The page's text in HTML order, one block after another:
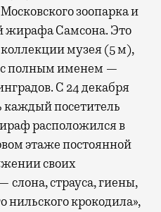
зоопарка и
жирафа Самсона. Это
музея (5 м),
с полным именем —
С 24 декабря
каждый посетитель
расположился в
этаже постоянной
своих
слона, страуса, гиены,
нильского крокодила»,